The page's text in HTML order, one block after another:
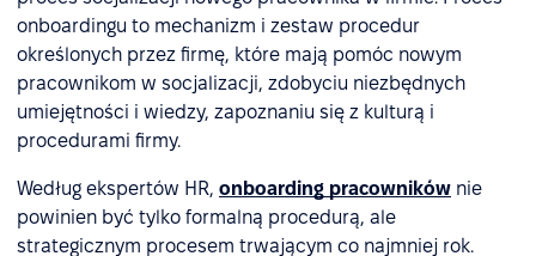
onboardingu to mechanizm i zestaw procedur
określonych przez firmę, które mają pomóc nowym
pracownikom w socjalizacji, zdobyciu niezbędnych
umiejętności i wiedzy, zapoznaniu się z kulturą i
procedurami firmy.
Według ekspertów HR, onboarding pracowników nie
powinien być tylko formalną procedurą, ale
strategicznym procesem trwającym co najmniej rok.